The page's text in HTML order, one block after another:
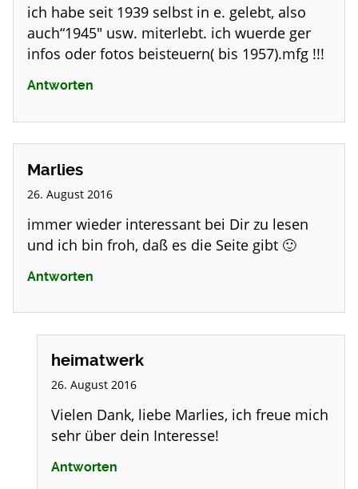
ich habe seit 1939 selbst in e. gelebt, also
auch“1945″ usw. miterlebt. ich wuerde ger
infos oder fotos beisteuern( bis 1957).mfg !!!
Antworten
Marlies
26. August 2016
immer wieder interessant bei Dir zu lesen
und ich bin froh, daß es die Seite gibt 🙂
Antworten
heimatwerk
26. August 2016
Vielen Dank, liebe Marlies, ich freue mich
sehr über dein Interesse!
Antworten